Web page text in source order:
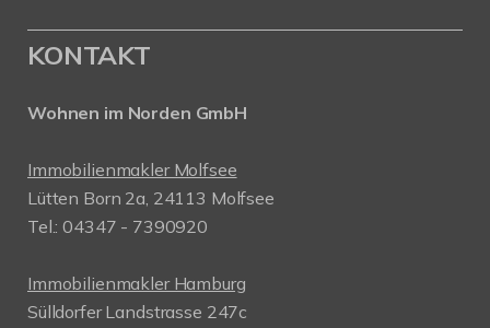
KONTAKT
Wohnen im Norden GmbH
Immobilienmakler Molfsee
Lütten Born 2a, 24113 Molfsee
Tel.: 04347 - 7390920
Immobilienmakler Hamburg
Sülldorfer Landstrasse 247c